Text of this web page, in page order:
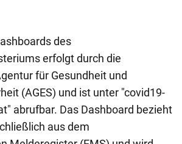
des
erfolgt durch die
für Gesundheit und
(AGES) und ist unter "covid19-
abrufbar. Das Dashboard bezieht
aus dem